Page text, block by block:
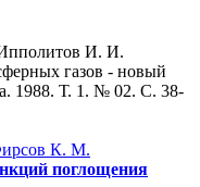
И. И.
газов - новый
1988. Т. 1. № 02. С. 38-
К. М.
поглощения